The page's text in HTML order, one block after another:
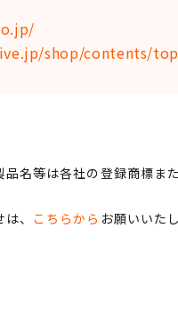
shop/contents/
名等は各社の登録商標また
、 こちらから お願いいた